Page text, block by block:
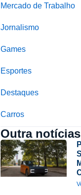
Mercado de Trabalho
Jornalismo
Games
Esportes
Destaques
Carros
Outra notícias